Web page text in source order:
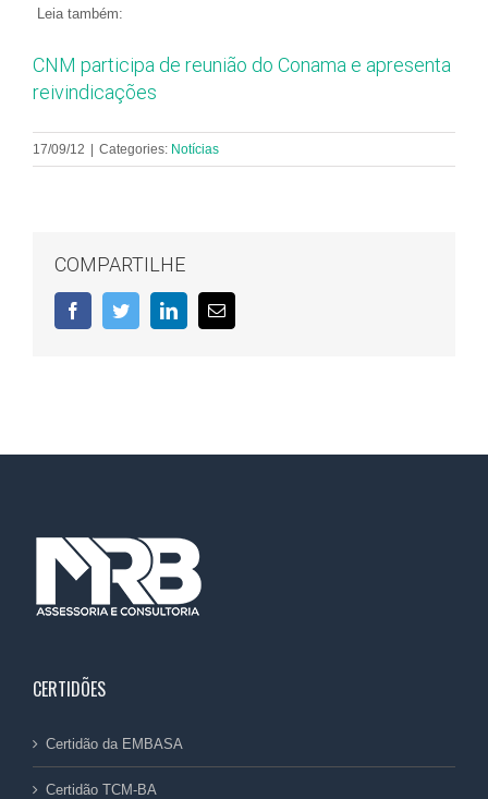
Leia também:
CNM participa de reunião do Conama e apresenta
reivindicações
17/09/12 | Categories: Notícias
COMPARTILHE
FacebookTwitterLinkedIn
E-
mail
CERTIDÕES
Certidão da EMBASA
Certidão TCM-BA